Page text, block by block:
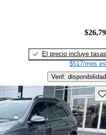
El precio incluye tasas
$517/mes
Verif. disponibilidad